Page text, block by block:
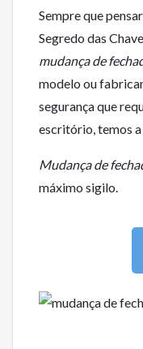
Sempre que
Segredo das
mudança de
modelo ou
segurança que
escritório, temos a
Mudança de
máximo sigilo.